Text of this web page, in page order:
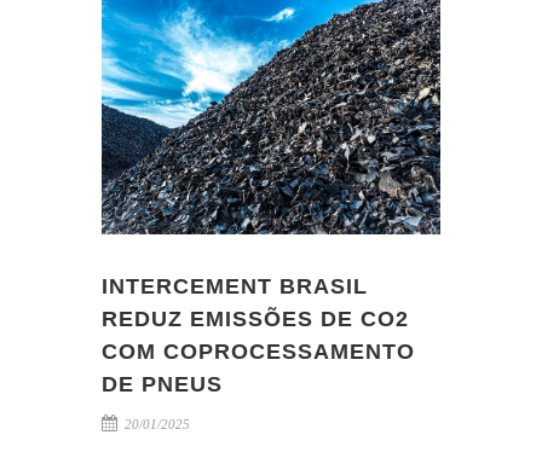
INTERCEMENT BRASIL
REDUZ EMISSÕES DE CO2
COM COPROCESSAMENTO
DE PNEUS
20/01/2025